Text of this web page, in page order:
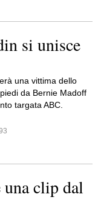
si unisce
una vittima dello
da Bernie Madoff
targata ABC.
clip dal